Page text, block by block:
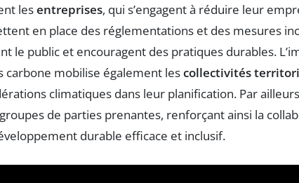
lesentreprises, qui s’engagent à réduire leur
en place des réglementations et des mesures
le public et encouragent des pratiques durables.
carbone mobilise également lescollectivités
climatiques dans leur planification. Par
de parties prenantes, renforçant ainsi la
durable efficace et inclusif.